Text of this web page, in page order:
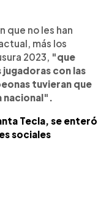
que no les han
más los
2023, "que
con las
tuvieran que
nacional".
Tecla, se enteró
sociales